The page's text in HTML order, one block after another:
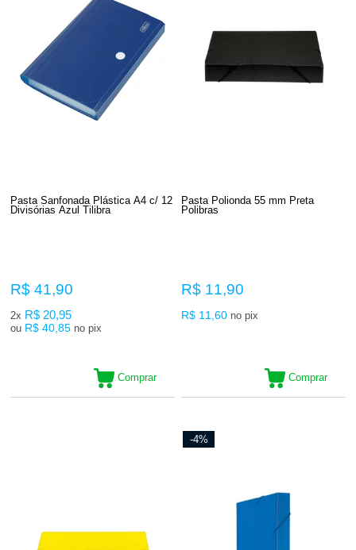
Pasta Sanfonada Plástica A4 c/ 12
Divisórias Azul Tilibra
R$ 41,90
2x R$ 20,95
ou R$ 40,85 no pix
Comprar
Pasta Polionda 55 mm Preta
Polibras
R$ 11,90
R$ 11,60 no pix
Comprar
-4%